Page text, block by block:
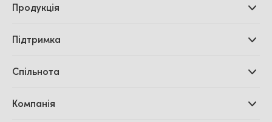
Продукція
Додатки DaVinci
Відеомікшери ATEM
Дискові рекордери
Підтримка
Центр підтримки
Спільнота
Компанія